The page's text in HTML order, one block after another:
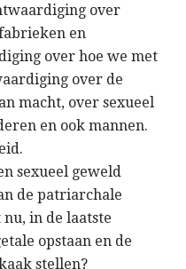
over
en
over hoe we met
over de
macht, over sexueel
en ook mannen.
sexueel geweld
de patriarchale
in de laatste
opstaan en de
stellen?